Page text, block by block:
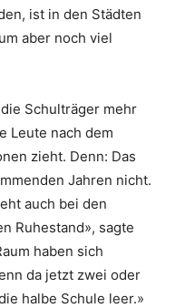
ist in den Städten
aber noch viel
Schulträger mehr
Leute nach dem
zieht. Denn: Das
Jahren nicht.
auch bei den
Ruhestand», sagte
haben sich
da jetzt zwei oder
halbe Schule leer.»